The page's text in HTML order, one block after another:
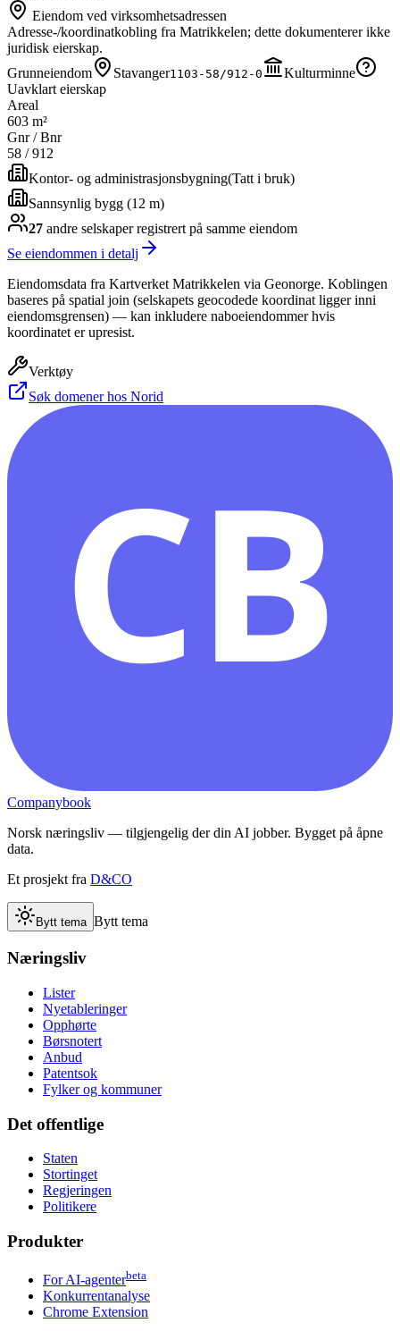
Eiendom ved virksomhetsadressen
Adresse-/koordinatkobling fra Matrikkelen; dette dokumenterer ikke
juridisk eierskap.
Grunneiendom
Stavanger1103-58/912-0
Kulturminne
Uavklart eierskap
Areal
603 m²
Gnr / Bnr
58 /912
Kontor- og administrasjonsbygning(Tatt i bruk)
Sannsynlig bygg (12 m)
27 andre selskaperregistrert på samme eiendom
Se eiendommen i detalj
Eiendomsdata fra Kartverket Matrikkelen via Geonorge. Koblingen
baseres på spatial join (selskapets geocodede koordinat ligger inni
eiendomsgrensen) — kan inkludere naboeiendommer hvis
koordinatet er upresist.
Verktøy
Søk domener hos Norid
CB
Companybook
Norsk næringsliv — tilgjengelig der din AI jobber. Bygget på åpne
data.
Et prosjekt fra D&CO
Bytt tema Bytt tema
Næringsliv
Lister
Nyetableringer
Opphørte
Børsnotert
Anbud
Patentsok
Fylker og kommuner
Det offentlige
Staten
Stortinget
Regjeringen
Politikere
Produkter
For AI-agenterbeta
Konkurrentanalyse
Chrome Extension